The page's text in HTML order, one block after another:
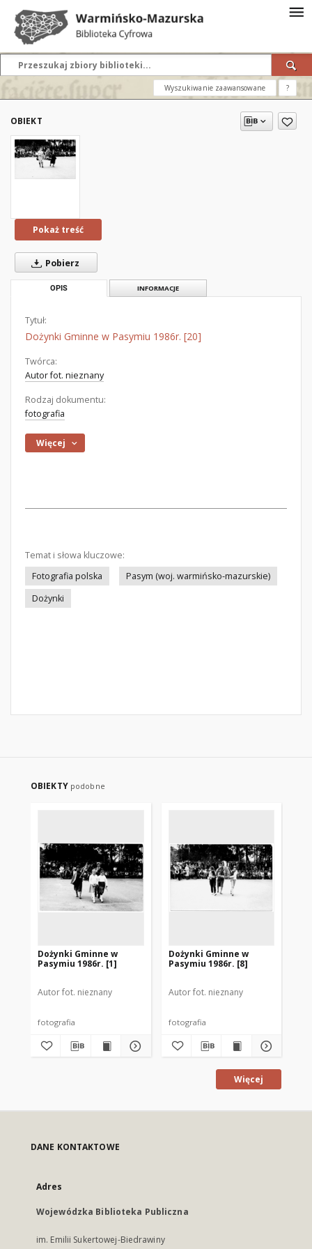
Wyszukiwanie zaawansowane ?
OBIEKT
Pokaż treść
Pobierz
OPIS INFORMACJE
Tytuł:
Dożynki Gminne w Pasymiu 1986r. [20]
Twórca:
Autor fot. nieznany
Rodzaj dokumentu:
fotografia
Więcej
Temat i słowa kluczowe:
Fotografia polska
Pasym (woj. warmińsko-mazurskie)
Dożynki
OBIEKTY podobne
Dożynki Gminne w
Pasymiu 1986r. [1]
Autor fot. nieznany
fotografia
Dożynki Gminne w
Pasymiu 1986r. [8]
Autor fot. nieznany
fotografia
Więcej
DANE KONTAKTOWE
Adres
Wojewódzka Biblioteka Publiczna
im. Emilii Sukertowej-Biedrawiny